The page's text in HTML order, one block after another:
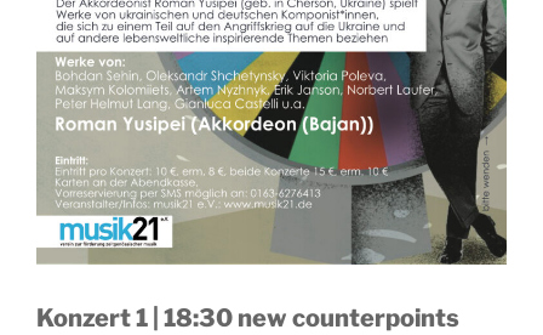
Konzert 1 | 18:30 new counterpoints